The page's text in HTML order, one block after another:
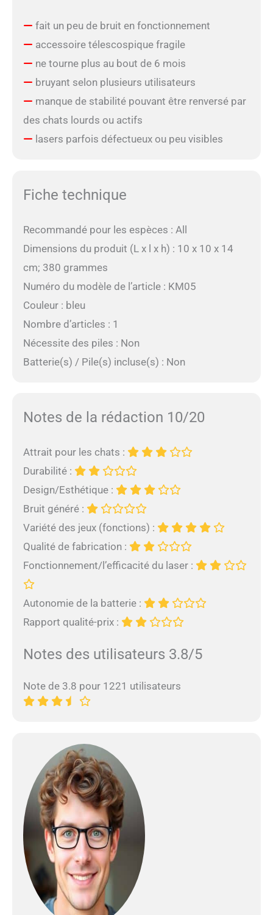
fait un peu de bruit en fonctionnement
accessoire télescospique fragile
ne tourne plus au bout de 6 mois
bruyant selon plusieurs utilisateurs
manque de stabilité pouvant être renversé par
des chats lourds ou actifs
lasers parfois défectueux ou peu visibles
Fiche technique
Recommandé pour les espèces : All
Dimensions du produit (L x l x h) : 10 x 10 x 14
cm; 380 grammes
Numéro du modèle de l’article : KM05
Couleur : bleu
Nombre d’articles : 1
Nécessite des piles : Non
Batterie(s) / Pile(s) incluse(s) : Non
Notes de la rédaction 10/20
Attrait pour les chats :
Durabilité :
Design/Esthétique :
Bruit généré :
Variété des jeux (fonctions) :
Qualité de fabrication :
Fonctionnement/l’efficacité du laser :
Autonomie de la batterie :
Rapport qualité-prix :
Notes des utilisateurs 3.8/5
Note de 3.8 pour 1221 utilisateurs